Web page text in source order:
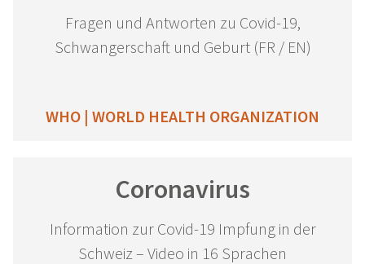
Fragen und Antworten zu Covid-19,
Schwangerschaft und Geburt (FR / EN)
WHO | WORLD HEALTH ORGANIZATION
Coronavirus
Information zur Covid-19 Impfung in der
Schweiz – Video in 16 Sprachen